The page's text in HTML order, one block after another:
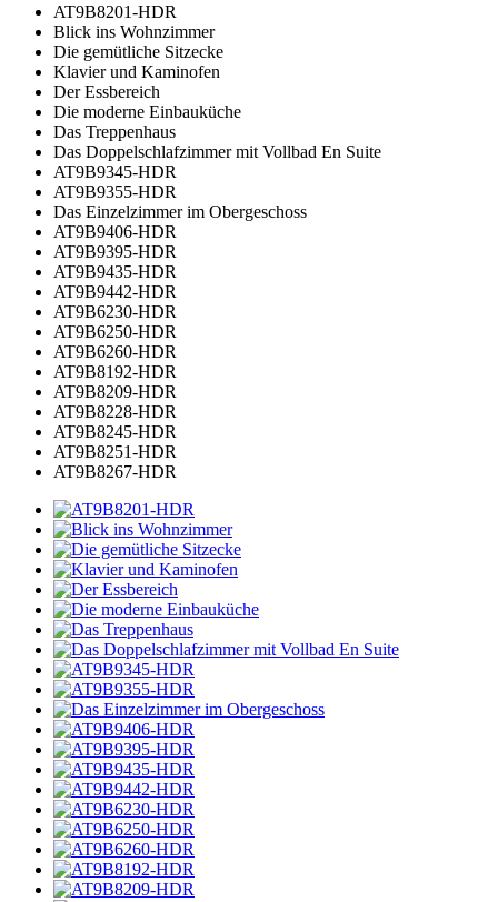
AT9B8201-HDR
Blick ins Wohnzimmer
Die gemütliche Sitzecke
Klavier und Kaminofen
Der Essbereich
Die moderne Einbauküche
Das Treppenhaus
Das Doppelschlafzimmer mit Vollbad En Suite
AT9B9345-HDR
AT9B9355-HDR
Das Einzelzimmer im Obergeschoss
AT9B9406-HDR
AT9B9395-HDR
AT9B9435-HDR
AT9B9442-HDR
AT9B6230-HDR
AT9B6250-HDR
AT9B6260-HDR
AT9B8192-HDR
AT9B8209-HDR
AT9B8228-HDR
AT9B8245-HDR
AT9B8251-HDR
AT9B8267-HDR